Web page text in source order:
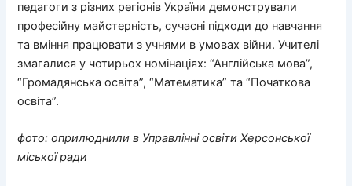
педагоги з різних регіонів України демонстрували
професійну майстерність, сучасні підходи до навчання
та вміння працювати з учнями в умовах війни. Учителі
змагалися у чотирьох номінаціях: “Англійська мова”,
“Громадянська освіта”, “Математика” та “Початкова
освіта”.
фото: оприлюднили в Управлінні освіти Херсонської
міської ради